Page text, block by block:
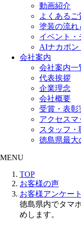
動画紹介
よくあるご
塗装の流れ
イベント・
AIナカポン
会社案内
会社案内一
代表挨拶
企業理念
会社概要
受賞・表彰
アクセスマ
スタッフ
徳島県最大
MENU
TOP
お客様の声
お客様アンケート
徳島県内でタマ
めします。